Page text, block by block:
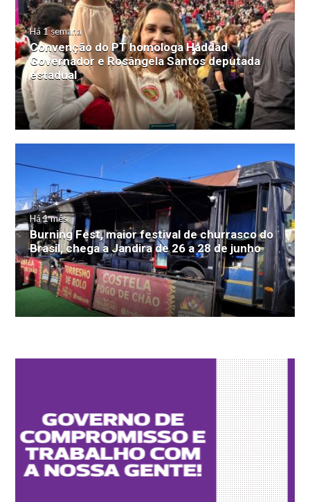
Há 1 semana
Convenção do PT homologa Haddad
Governador e Rosângela Santos deputada
estadual
Há 1 mês
Burning Fest, maior festival de churrasco do
Brasil, chega a Jandira de 26 a 28 de junho